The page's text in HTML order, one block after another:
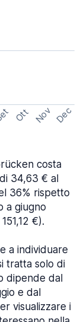
Ott Nov Dec
costa
34,63 € al
36% rispetto
a giugno
€).
a individuare
tratta solo di
dipende dal
e dal
visualizzare i